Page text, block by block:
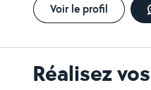
Voir le profil
Réalisez